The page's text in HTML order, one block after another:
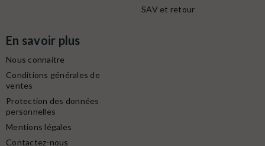
SAV et retour
En savoir plus
Nous connaitre
Conditions générales de
ventes
Protection des données
personnelles
Mentions légales
Contactez-nous